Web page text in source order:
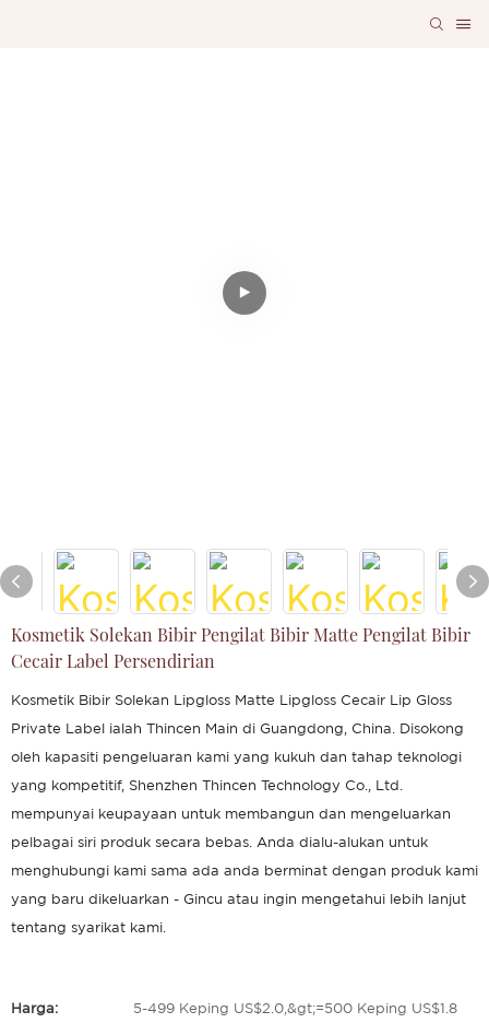
Kosmetik Solekan Bibir Pengilat Bibir Matte Pengilat Bibir
Cecair Label Persendirian
Kosmetik Bibir Solekan Lipgloss Matte Lipgloss Cecair Lip Gloss
Private Label ialah Thincen Main di Guangdong, China. Disokong
oleh kapasiti pengeluaran kami yang kukuh dan tahap teknologi
yang kompetitif, Shenzhen Thincen Technology Co., Ltd.
mempunyai keupayaan untuk membangun dan mengeluarkan
pelbagai siri produk secara bebas. Anda dialu-alukan untuk
menghubungi kami sama ada anda berminat dengan produk kami
yang baru dikeluarkan - Gincu atau ingin mengetahui lebih lanjut
tentang syarikat kami.
Harga: 5-499 Keping US$2.0,&gt;=500 Keping US$1.8